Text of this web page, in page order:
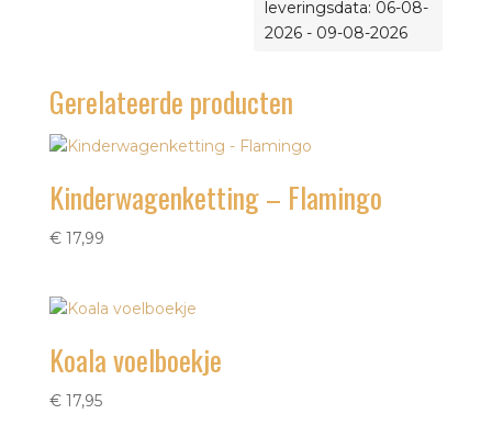
leveringsdata: 06-08-
2026 - 09-08-2026
Gerelateerde producten
Kinderwagenketting – Flamingo
€17,99
Koala voelboekje
€17,95